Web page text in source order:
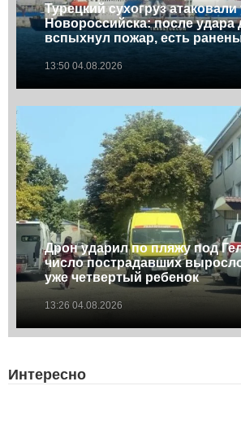
Турецкий сухогруз атаковали
Новороссийска: после удара
вспыхнул пожар, есть
13:50 04.08.2026
Дрон ударил по пляжу под
число пострадавших
уже четвертый ребенок
13:26 04.08.2026
Интересно